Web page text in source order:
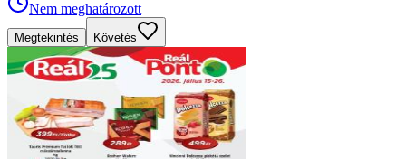
Nem meghatározott
Megtekintés Követés